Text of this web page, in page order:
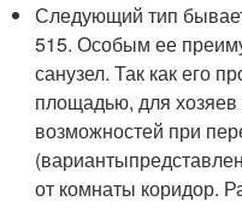
Следующий тип
515. Особым ее
санузел. Так как его
площадью, для
возможностей при
от комнаты коридор.